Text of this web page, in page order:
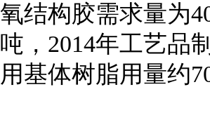
氧结构胶需求量为
吨，2014年工艺品
用基体树脂用量约